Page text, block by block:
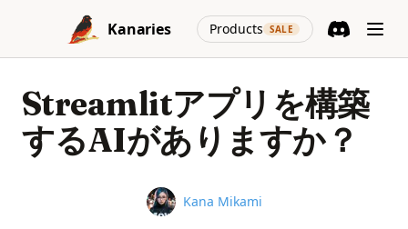
Skip to content
Kanaries
Products SALE
(opens in a
Streamlitアプリを構築
するAIがありますか？
Name
Kana Mikami